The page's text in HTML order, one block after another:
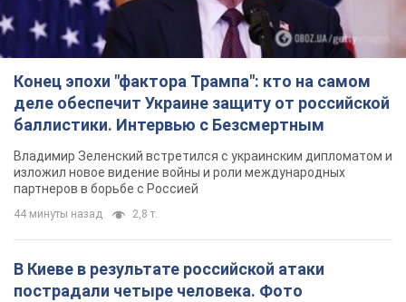
Конец эпохи "фактора Трампа": кто на самом
деле обеспечит Украине защиту от российской
баллистики. Интервью с Безсмертным
Владимир Зеленский встретился с украинским дипломатом и
изложил новое видение войны и роли международных
партнеров в борьбе с Россией
44 минуты назад 2,8 т.
В Киеве в результате российской атаки
пострадали четыре человека. Фото